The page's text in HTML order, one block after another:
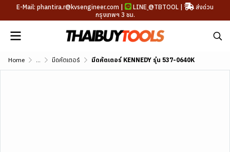
E-Mail: phantira.r@kvsengineer.com | LINE @TBTOOL |
ส่งด่วน
กรุงเทพฯ 3 ชม.
Home ... มีดคัตเตอร์ มีดคัตเตอร์ KENNEDY รุ่น 537-0640K